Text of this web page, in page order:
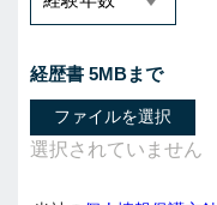
経歴書 5MBまで
ファイルを選択